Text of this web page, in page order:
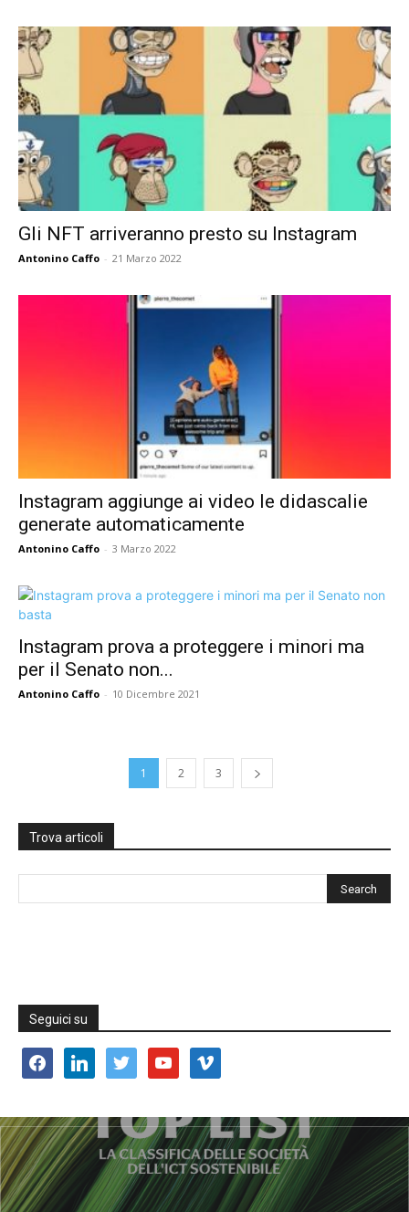
Gli NFT arriveranno presto su Instagram
Antonino Caffo - 21 Marzo 2022
Instagram aggiunge ai video le didascalie
generate automaticamente
Antonino Caffo - 3 Marzo 2022
Instagram prova a proteggere i minori ma
per il Senato non...
Antonino Caffo - 10 Dicembre 2021
1 2 3
Trova articoli
Seguici su
facebooklinkedin twitter youtube vimeo